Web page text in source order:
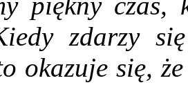
zdarzy
okazuje się,